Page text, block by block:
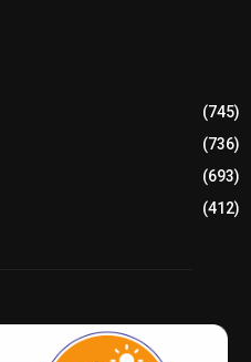
(745)
(736)
(693)
(412)